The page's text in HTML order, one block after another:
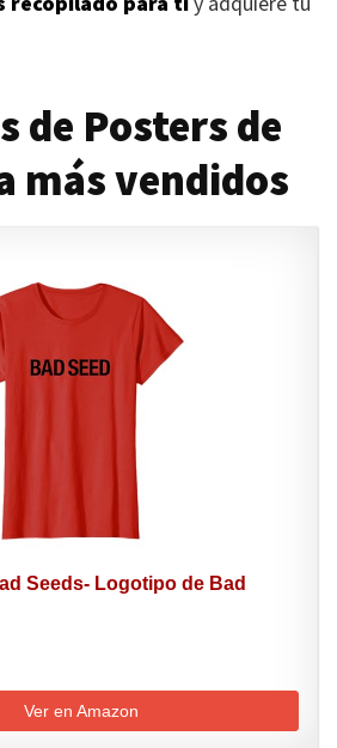
de Posters de
más vendidos
Seeds- Logotipo de Bad
Ver en Amazon